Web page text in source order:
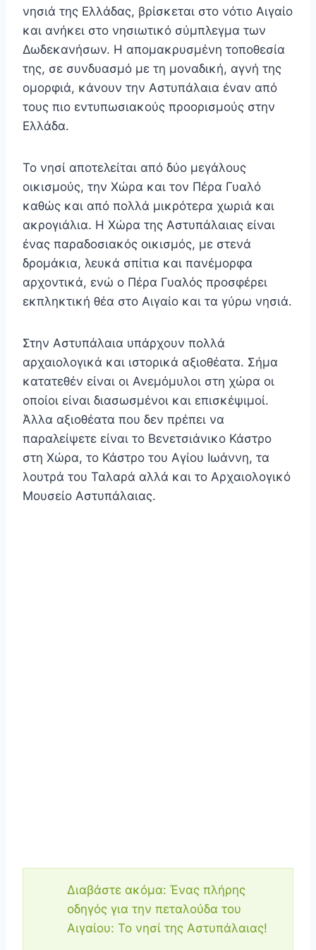
νησιά της Ελλάδας, βρίσκεται στο νότιο Αιγαίο
και ανήκει στο νησιωτικό σύμπλεγμα των
Δωδεκανήσων. Η απομακρυσμένη τοποθεσία
της, σε συνδυασμό με τη μοναδική, αγνή της
ομορφιά, κάνουν την Αστυπάλαια έναν από
τους πιο εντυπωσιακούς προορισμούς στην
Ελλάδα.
Το νησί αποτελείται από δύο μεγάλους
οικισμούς, την Χώρα και τον Πέρα Γυαλό
καθώς και από πολλά μικρότερα χωριά και
ακρογιάλια. Η Χώρα της Αστυπάλαιας είναι
ένας παραδοσιακός οικισμός, με στενά
δρομάκια, λευκά σπίτια και πανέμορφα
αρχοντικά, ενώ ο Πέρα Γυαλός προσφέρει
εκπληκτική θέα στο Αιγαίο και τα γύρω νησιά.
Στην Αστυπάλαια υπάρχουν πολλά
αρχαιολογικά και ιστορικά αξιοθέατα. Σήμα
κατατεθέν είναι οι Ανεμόμυλοι στη χώρα οι
οποίοι είναι διασωσμένοι και επισκέψιμοί.
Άλλα αξιοθέατα που δεν πρέπει να
παραλείψετε είναι το Βενετσιάνικο Κάστρο
στη Χώρα, το Κάστρο του Αγίου Ιωάννη, τα
λουτρά του Ταλαρά αλλά και το Αρχαιολογικό
Μουσείο Αστυπάλαιας.
Διαβάστε ακόμα: Ένας πλήρης
οδηγός για την πεταλούδα του
Αιγαίου: Το νησί της Αστυπάλαιας!